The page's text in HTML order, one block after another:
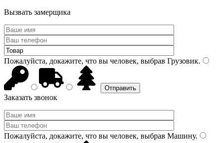
Вызвать замерщика
Пожалуйста, докажите, что вы человек, выбрав Грузовик.
Заказать звонок
Пожалуйста, докажите, что вы человек, выбрав Машину.